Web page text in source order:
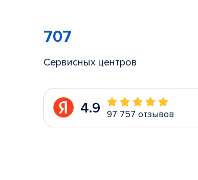
707
Сервисных центров
4.9 97 757 отзывов